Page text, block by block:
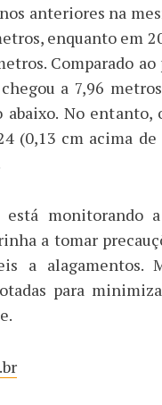
anteriores na
enquanto em
Comparado
a 7,96
abaixo. No
(0,13 cm acima
monitorando
a tomar
a alagamentos.
para